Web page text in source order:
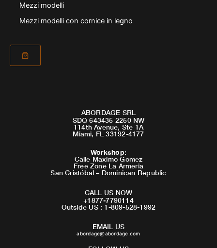
Mezzi modelli
Mezzi modelli con cornice in legno
ABORDAGE SRL
SDQ 643435 2250 NW
114th Avenue, Ste 1A
Miami, FL 33192-4177
Workshop:
Calle Maximo Gomez
Free Zone La Armeria
San Cristóbal – Dominican Republic
CALL US NOW
+1877-7790114
Outside US : 1-809-528-1992
EMAIL US
abordage@abordage.com